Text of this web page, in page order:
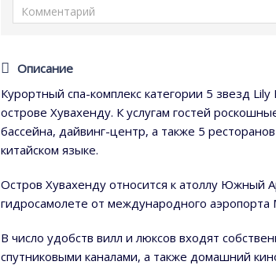
Описание
Курортный спа-комплекс категории 5 звезд
острове Хувахенду. К услугам гостей
бассейна, дайвинг-центр, а также 5
китайском языке.
Остров Хувахенду относится к атоллу
гидросамолете от международного аэропорта
В число удобств вилл и люксов входят
спутниковыми каналами, а также домашний